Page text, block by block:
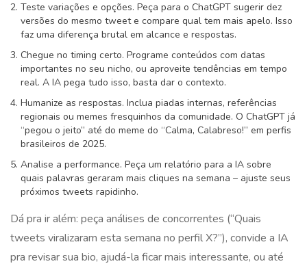
Teste variações e opções. Peça para o ChatGPT sugerir dez
versões do mesmo tweet e compare qual tem mais apelo. Isso
faz uma diferença brutal em alcance e respostas.
Chegue no timing certo. Programe conteúdos com datas
importantes no seu nicho, ou aproveite tendências em tempo
real. A IA pega tudo isso, basta dar o contexto.
Humanize as respostas. Inclua piadas internas, referências
regionais ou memes fresquinhos da comunidade. O ChatGPT já
“pegou o jeito” até do meme do “Calma, Calabreso!” em perfis
brasileiros de 2025.
Analise a performance. Peça um relatório para a IA sobre
quais palavras geraram mais cliques na semana – ajuste seus
próximos tweets rapidinho.
Dá pra ir além: peça análises de concorrentes (“Quais
tweets viralizaram esta semana no perfil X?”), convide a IA
pra revisar sua bio, ajudá-la ficar mais interessante, ou até